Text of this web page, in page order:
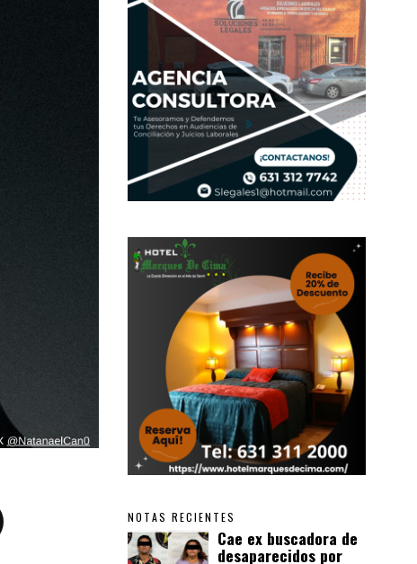
NOTAS RECIENTES
Cae ex buscadora de
desaparecidos por